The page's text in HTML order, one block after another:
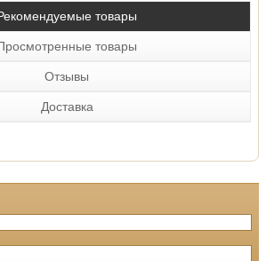
товары
товары
Отзывы
Доставка